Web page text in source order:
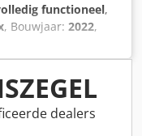
functioneel,
, Bouwjaar: 2022,
, brandstoftype:
2.250 mm
kg, totale lengte:
800 mm
dealers